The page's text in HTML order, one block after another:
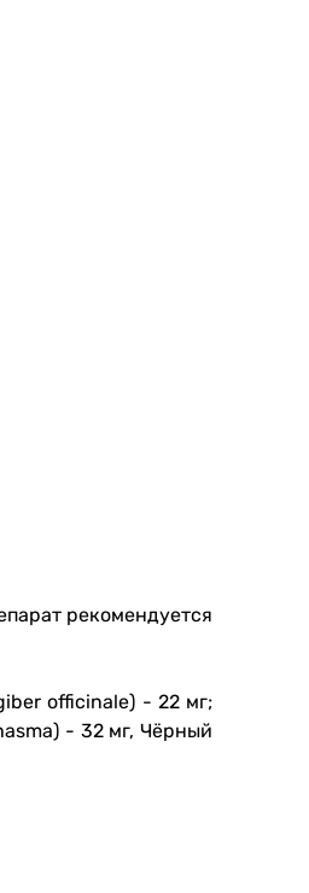
рекомендуется
officinale) - 22 мг;
- 32 мг, Чёрный